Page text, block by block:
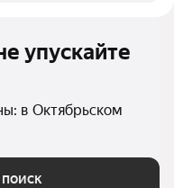
упускайте
в Октябрьском